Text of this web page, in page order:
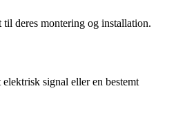
deres montering og installation.
signal eller en bestemt